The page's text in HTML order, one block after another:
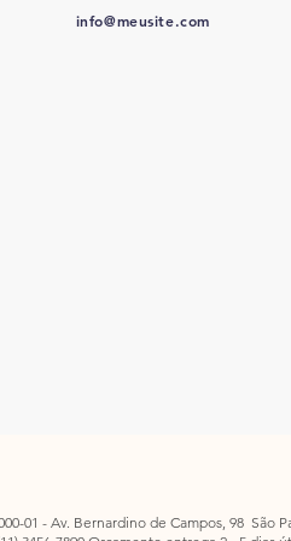
info@meusite.com
01 - Av. Bernardino de Campos, 98 São